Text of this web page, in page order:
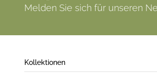
Melden Sie sich für unseren
Kollektionen